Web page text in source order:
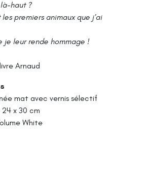
haut ?
premiers animaux que j’ai
je leur rende hommage !
Arnaud
mat avec vernis sélectif
x 30 cm
White